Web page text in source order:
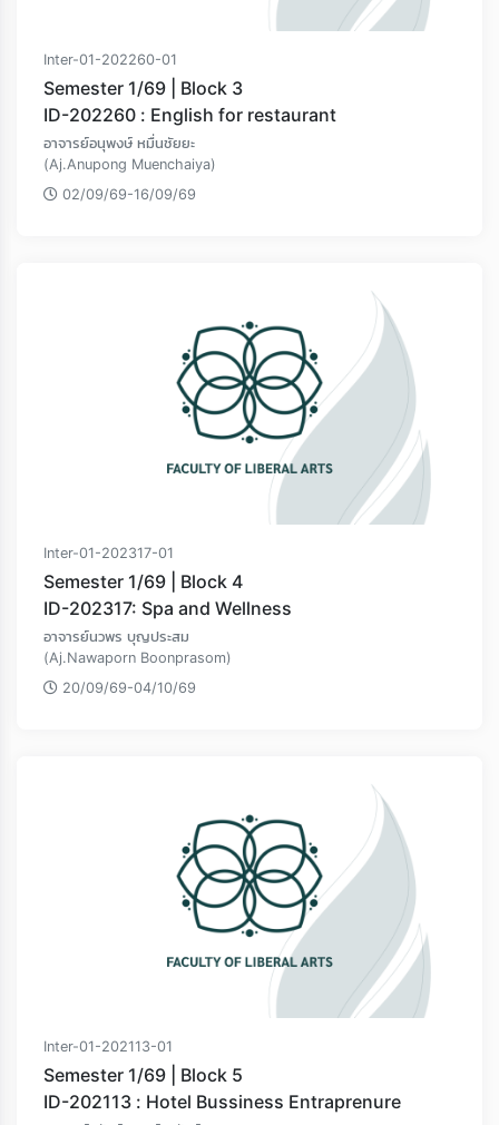
Inter-01-202260-01
Semester 1/69 | Block 3
ID-202260 : English for restaurant
อาจารย์อนุพงษ์ หมื่นชัยยะ
(Aj.Anupong Muenchaiya)
02/09/69-16/09/69
Inter-01-202317-01
Semester 1/69 | Block 4
ID-202317: Spa and Wellness
อาจารย์นวพร บุญประสม
(Aj.Nawaporn Boonprasom)
20/09/69-04/10/69
Inter-01-202113-01
Semester 1/69 | Block 5
ID-202113 : Hotel Bussiness Entraprenure